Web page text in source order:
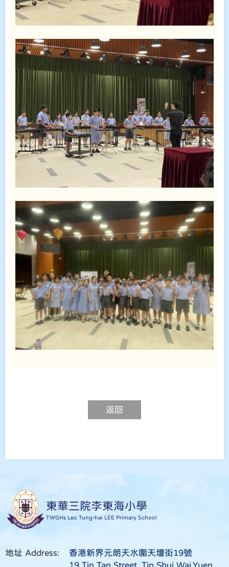
返回
東華三院李東海小學
TWGHs Leo Tung-hai LEE Primary School
地址 Address:
香港新界元朗天水圍天壇街19號
19 Tin Tan Street, Tin Shui Wai,Yuen